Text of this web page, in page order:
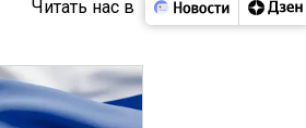
Читать нас в